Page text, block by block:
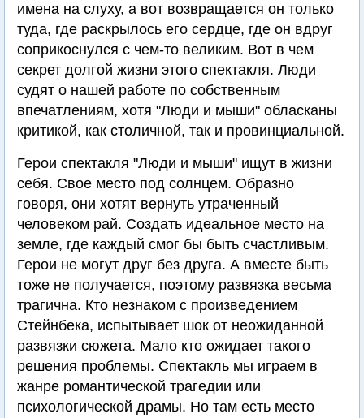
имена на слуху, а вот возвращается он только
туда, где раскрылось его сердце, где он вдруг
соприкоснулся с чем-то великим. Вот в чем
секрет долгой жизни этого спектакля. Люди
судят о нашей работе по собственным
впечатлениям, хотя "Люди и мыши" обласканы
критикой, как столичной, так и провинциальной.
Герои спектакля "Люди и мыши" ищут в жизни
себя. Свое место под солнцем. Образно
говоря, они хотят вернуть утраченный
человеком рай. Создать идеальное место на
земле, где каждый смог бы быть счастливым.
Герои не могут друг без друга. А вместе быть
тоже не получается, поэтому развязка весьма
трагична. Кто незнаком с произведением
Стейнбека, испытывает шок от неожиданной
развязки сюжета. Мало кто ожидает такого
решения проблемы. Спектакль мы играем в
жанре романтической трагедии или
психологической драмы. Но там есть место